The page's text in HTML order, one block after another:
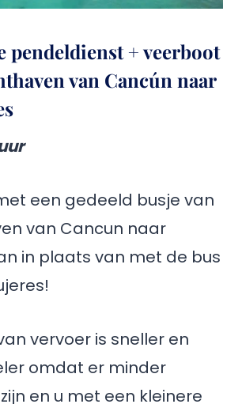
pendeldienst + veerboot
van Cancún naar
een gedeeld busje van
van Cancun naar
in plaats van met de bus
vervoer is sneller en
omdat er minder
en u met een kleinere